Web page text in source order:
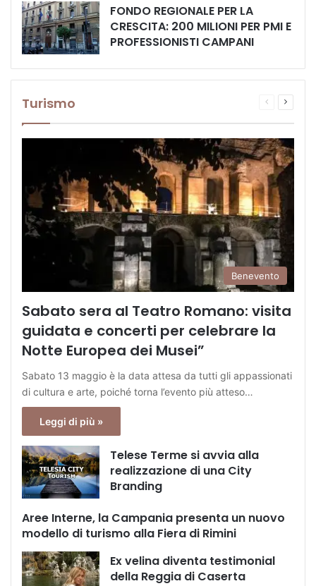
FONDO REGIONALE PER LA
CRESCITA: 200 MILIONI PER PMI E
PROFESSIONISTI CAMPANI
Turismo
Pagina
Benevento
Sabato sera al Teatro Romano: visita
guidata e concerti per celebrare la
Notte Europea dei Musei”
Sabato 13 maggio è la data attesa da tutti gli appassionati
di cultura e arte, poiché torna l’evento più atteso…
Leggi di più »
Telese Terme si avvia alla
realizzazione di una City
Branding
Aree Interne, la Campania presenta un nuovo
modello di turismo alla Fiera di Rimini
Ex velina diventa testimonial
della Reggia di Caserta